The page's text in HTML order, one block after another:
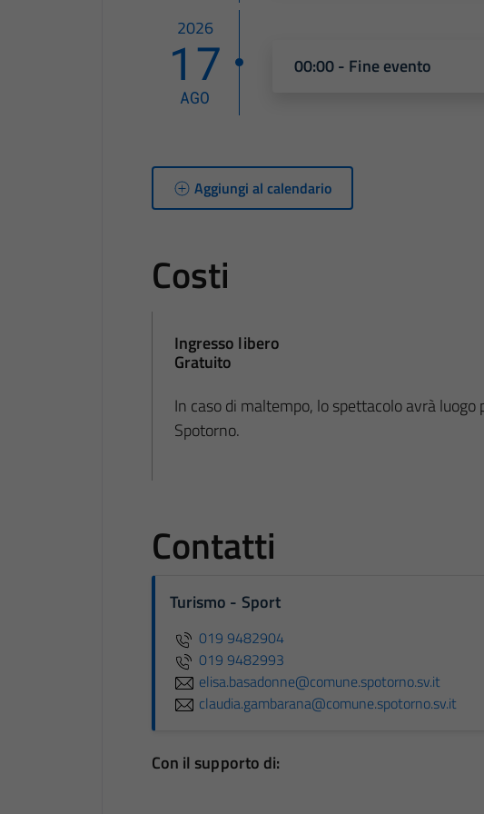
2026
17
AGO
00:00 - Fine evento
Aggiungi al calendario
Costi
Ingresso libero
Gratuito
In caso di maltempo, lo spettacolo avrà luogo
Spotorno.
Contatti
Turismo - Sport
019 9482904
019 9482993
elisa.basadonne@comune.spotorno.sv.it
claudia.gambarana@comune.spotorno.sv.it
Con il supporto di: